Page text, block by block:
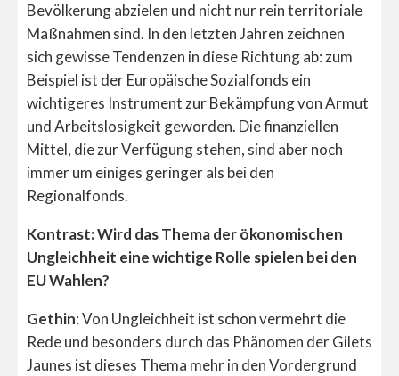
Bevölkerung abzielen und nicht nur rein territoriale
Maßnahmen sind. In den letzten Jahren zeichnen
sich gewisse Tendenzen in diese Richtung ab: zum
Beispiel ist der Europäische Sozialfonds ein
wichtigeres Instrument zur Bekämpfung von Armut
und Arbeitslosigkeit geworden. Die finanziellen
Mittel, die zur Verfügung stehen, sind aber noch
immer um einiges geringer als bei den
Regionalfonds.
Kontrast: Wird das Thema der ökonomischen
Ungleichheit eine wichtige Rolle spielen bei den
EU Wahlen?
Gethin: Von Ungleichheit ist schon vermehrt die
Rede und besonders durch das Phänomen der Gilets
Jaunes ist dieses Thema mehr in den Vordergrund